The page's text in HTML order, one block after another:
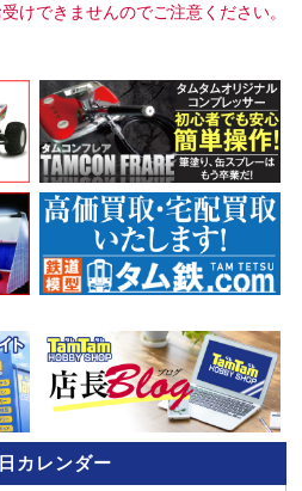
けできませんのでご注意ください。
カレンダー